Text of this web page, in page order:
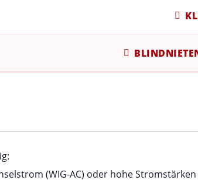
(WIG-AC) oder hohe